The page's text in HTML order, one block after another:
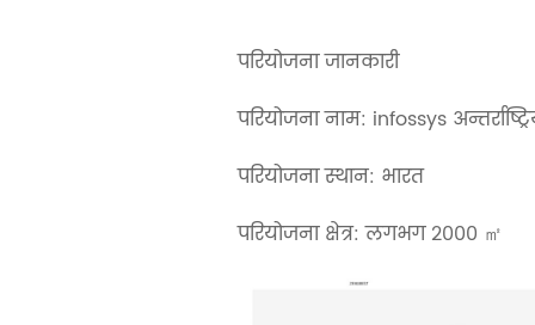
परियोजना जानकारी
परियोजना नाम: infossys
परियोजना स्थान: भारत
परियोजना क्षेत्र: लगभग 2000 ㎡